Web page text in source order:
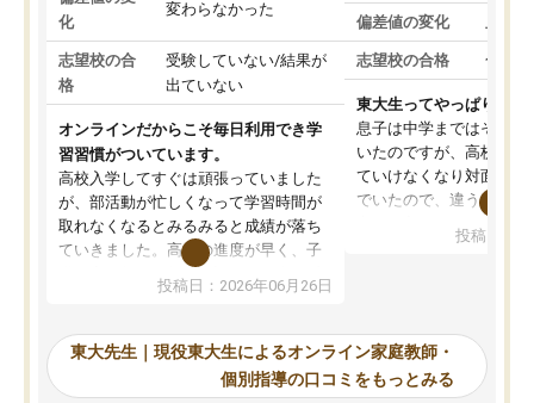
化
変わらなかった
志望校の合
格
受験していない/結果が
出ていない
オンラインだからこそ毎日利用でき学
習習慣がついています。
高校入学してすぐは頑張っていました
が、部活動が忙しくなって学習時間が
取れなくなるとみるみると成績が落ち
ていきました。高校の進度が早く、子
供も家に帰って勉強の話すると嫌な反
応を示します。東大先生にお願いして
れるので、親としても安心です。毎日
使える自習室とかもあり、わからない
ところがあれば先生が回答してくれる
投稿日：2026年06月26日
偏差値の変化
志望校の合格 合格
東大生ってやっぱりすご
息子は中学まではそこそ
いたのですが、高校に入
ていけなくなり対面の塾
でいたので、違うアプロ
で、当初は模試でD判定
自習室が毎日使えていつ
るのが心強かったよう
謝です。
投稿日：
東大先生｜現役東大生によるオンライン家庭教師・
個別指導の口コミをもっとみる